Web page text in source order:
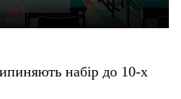
набір до 10-х